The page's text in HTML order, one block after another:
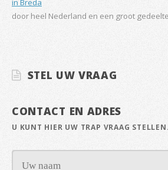
in Breda
door heel Nederland en een groot
STEL UW VRAAG
CONTACT EN ADRES
U KUNT HIER UW TRAP VRAAG STELLEN.